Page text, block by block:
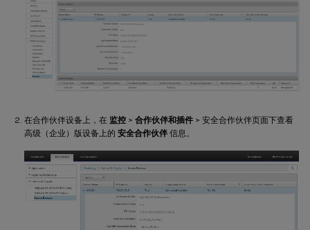
在合作伙伴设备上，在 监控 > 合作伙伴和插件 > 安全合作伙伴页面下查看
高级（企业）版设备上的 安全合作伙伴 信息。